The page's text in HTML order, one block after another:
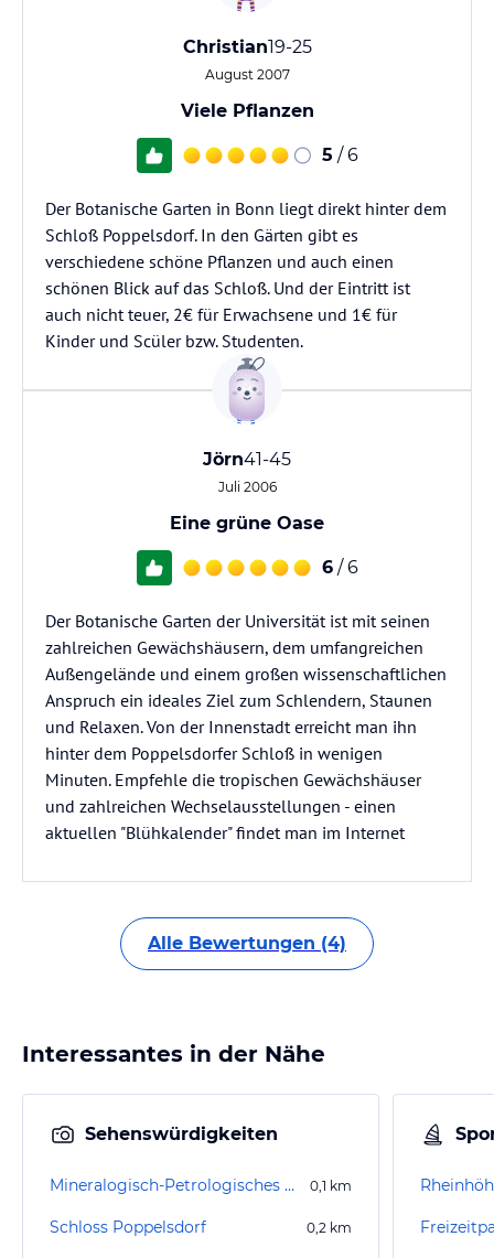
Christian19-25
August 2007
Viele Pflanzen
5 / 6
Der Botanische Garten in Bonn liegt direkt hinter dem
Schloß Poppelsdorf. In den Gärten gibt es
verschiedene schöne Pflanzen und auch einen
schönen Blick auf das Schloß. Und der Eintritt ist
auch nicht teuer, 2€ für Erwachsene und 1€ für
Kinder und Scüler bzw. Studenten.
Jörn41-45
Juli 2006
Eine grüne Oase
6 / 6
Der Botanische Garten der Universität ist mit seinen
zahlreichen Gewächshäusern, dem umfangreichen
Außengelände und einem großen wissenschaftlichen
Anspruch ein ideales Ziel zum Schlendern, Staunen
und Relaxen. Von der Innenstadt erreicht man ihn
hinter dem Poppelsdorfer Schloß in wenigen
Minuten. Empfehle die tropischen Gewächshäuser
und zahlreichen Wechselausstellungen - einen
aktuellen "Blühkalender" findet man im Internet
Alle Bewertungen (4)
Interessantes in der Nähe
Sehenswürdigkeiten
Mineralogisch-Petrologisches Museum 0,1 km
Schloss Poppelsdorf 0,2 km